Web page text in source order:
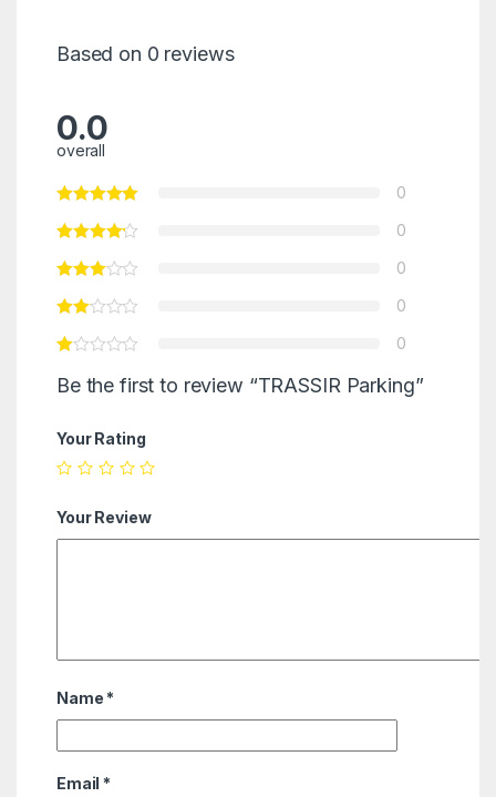
Based on 0 reviews
0.0
overall
0
0
0
0
0
Be the first to review “TRASSIR Parking”
Your Rating
Your Review
Name *
Email *